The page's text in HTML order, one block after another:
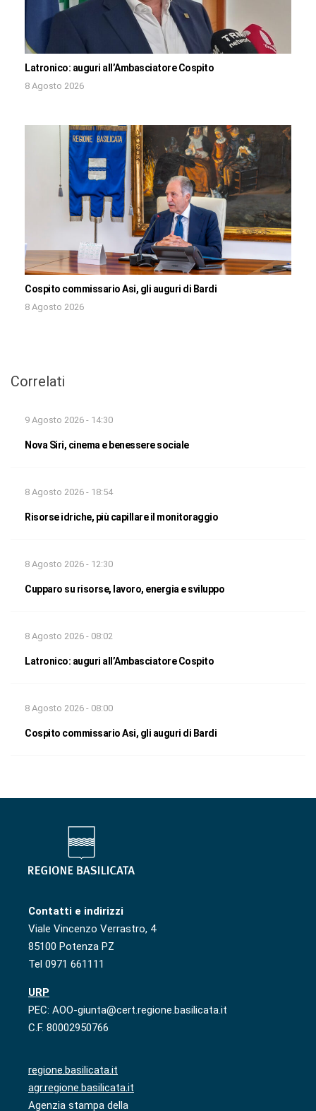
Latronico: auguri all’Ambasciatore Cospito
8 Agosto 2026
Cospito commissario Asi, gli auguri di Bardi
8 Agosto 2026
Correlati
9 Agosto 2026 - 14:30
Nova Siri, cinema e benessere sociale
8 Agosto 2026 - 18:54
Risorse idriche, più capillare il monitoraggio
8 Agosto 2026 - 12:30
Cupparo su risorse, lavoro, energia e sviluppo
8 Agosto 2026 - 08:02
Latronico: auguri all’Ambasciatore Cospito
8 Agosto 2026 - 08:00
Cospito commissario Asi, gli auguri di Bardi
Contatti e indirizzi
Viale Vincenzo Verrastro, 4
85100 Potenza PZ
Tel 0971 661111
URP
PEC: AOO-giunta@cert.regione.basilicata.it
C.F. 80002950766
regione.basilicata.it
agr.regione.basilicata.it
Agenzia stampa della